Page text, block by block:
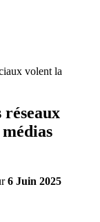
volent la
6 Juin 2025